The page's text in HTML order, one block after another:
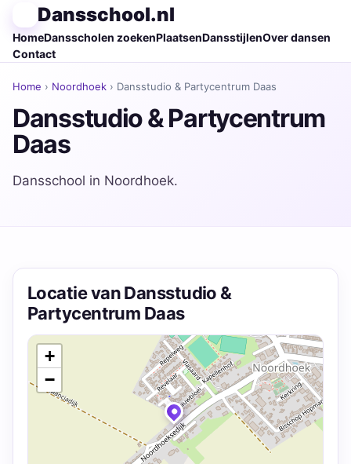
Dansschool.nl
HomeDansscholen zoekenPlaatsenDansstijlenOver dansen
Contact
Home › Noordhoek › Dansstudio & Partycentrum Daas
Dansstudio & Partycentrum
Daas
Dansschool in Noordhoek.
Locatie van Dansstudio &
Partycentrum Daas
+
−